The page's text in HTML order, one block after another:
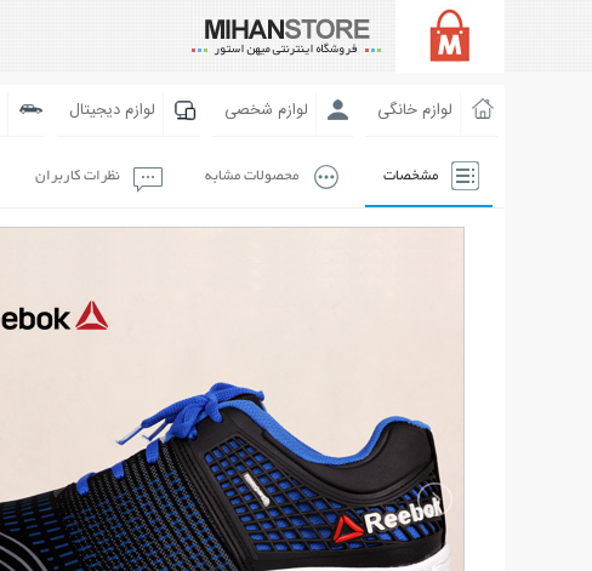
لوازم خانگی لوازم شخصی لوازم دیجیتال
مشخصات محصولات مشابه نظرات کاربران